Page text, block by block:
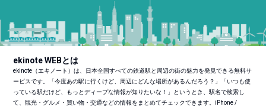
ekinote WEBとは
ekinote（エキノート）は、日本全国すべての鉄道駅と周辺の街の魅力を発見できる無料サ
ービスです。「今度あの駅に行くけど、周辺にどんな場所があるんだろう？」「いつも使
っている駅だけど、もっとディープな情報が知りたいな！」というとき、駅名で検索し
て、観光・グルメ・買い物・交通などの情報をまとめてチェックできます。iPhone /